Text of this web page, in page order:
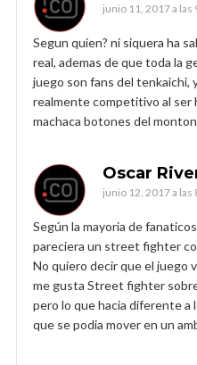
junio 11, 2017 a las
Segun quien? ni siquera ha
real, ademas de que toda la
juego son fans del tenkaichi,
realmente competitivo al ser
machaca botones del
Oscar
junio 12, 2017 a las
Según la mayoria de
pareciera un street fighter
No quiero decir que el juego
me gusta Street fighter
pero lo que hacia diferente a
que se podia mover en un